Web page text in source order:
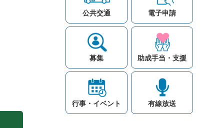
公共交通 電子申請
募集 助成手当・支援
行事・イベント 有線放送